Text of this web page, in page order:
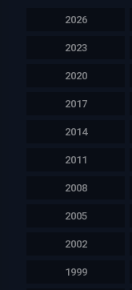
2026
2023
2020
2017
2014
2011
2008
2005
2002
1999